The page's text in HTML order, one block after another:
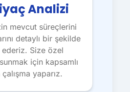
Analizi
mevcut süreçlerini
detaylı bir şekilde
Size özel
için kapsamlı
yaparız.